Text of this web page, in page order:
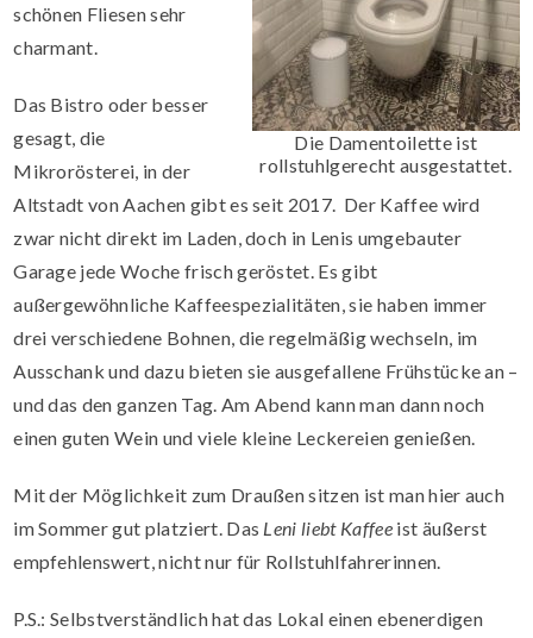
Die Damentoilette ist
rollstuhlgerecht ausgestattet.
schönen Fliesen sehr
charmant.
Das Bistro oder besser
gesagt, die
Mikrorösterei, in der
Altstadt von Aachen gibt es seit 2017. Der Kaffee wird
zwar nicht direkt im Laden, doch in Lenis umgebauter
Garage jede Woche frisch geröstet. Es gibt
außergewöhnliche Kaffeespezialitäten, sie haben immer
drei verschiedene Bohnen, die regelmäßig wechseln, im
Ausschank und dazu bieten sie ausgefallene Frühstücke an –
und das den ganzen Tag. Am Abend kann man dann noch
einen guten Wein und viele kleine Leckereien genießen.
Mit der Möglichkeit zum Draußen sitzen ist man hier auch
im Sommer gut platziert. Das Leni liebt Kaffeeist äußerst
empfehlenswert, nicht nur für Rollstuhlfahrerinnen.
P.S.: Selbstverständlich hat das Lokal einen ebenerdigen